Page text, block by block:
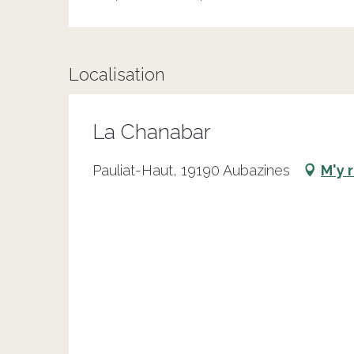
Localisation
La Chanabar
Pauliat-Haut, 19190 Aubazines M'y